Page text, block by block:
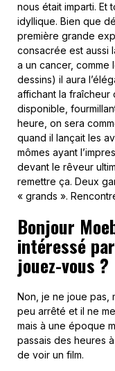
nous était imparti. Et
idyllique. Bien que
première grande
consacrée est aussi
a un cancer, comme
dessins) il aura
affichant la fraîcheur
disponible,
heure, on sera
quand il lançait les
mômes ayant
devant le rêveur
remettre ça. Deux
« grands ».
Bonjour
intéressé
jouez-vous ?
Non, je ne joue pas,
peu arrêté et il ne
mais à une époque
passais des heures
de voir un film.